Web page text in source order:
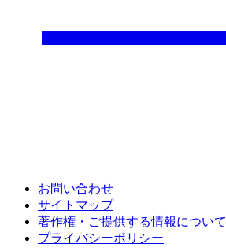
お問い合わせ
サイトマップ
著作権・ご提供する情報について
プライバシーポリシー